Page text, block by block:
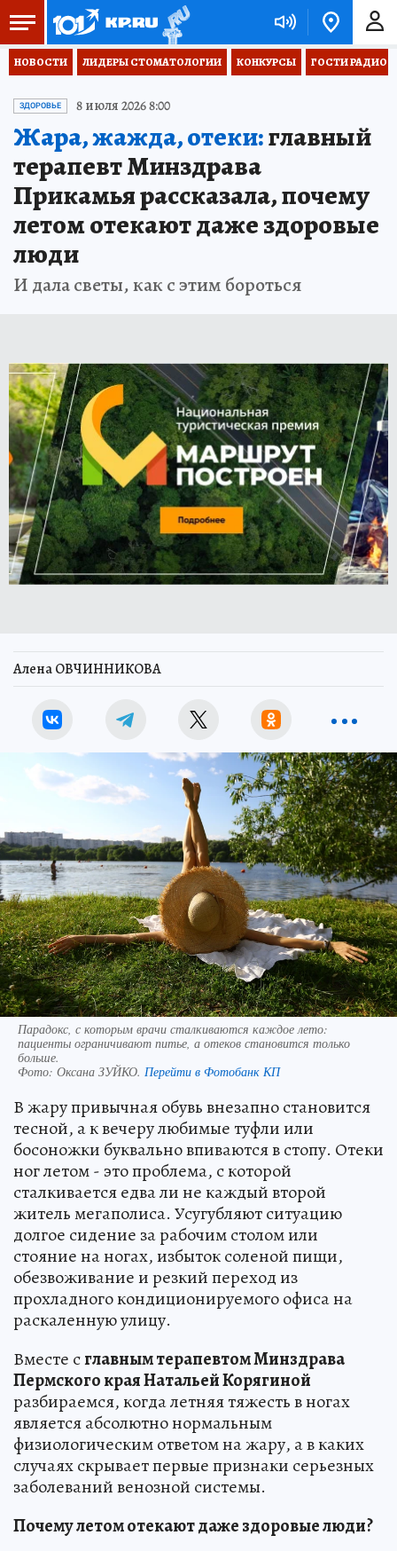
НОВОСТИ ЛИДЕРЫ СТОМАТОЛОГИИ КОНКУРСЫ ГОСТИ РАДИО
ЗДОРОВЬЕ 8 июля 2026 8:00
Жара, жажда, отеки:главный
терапевт Минздрава
Прикамья рассказала, почему
летом отекают даже здоровые
люди
И дала светы, как с этим бороться
Алена ОВЧИННИКОВА
Парадокс, с которым врачи сталкиваются каждое лето:
пациенты ограничивают питье, а отеков становится только
больше.
Фото: Оксана ЗУЙКО. Перейти в Фотобанк КП
В жару привычная обувь внезапно становится
тесной, а к вечеру любимые туфли или
босоножки буквально впиваются в стопу. Отеки
ног летом - это проблема, с которой
сталкивается едва ли не каждый второй
житель мегаполиса. Усугубляют ситуацию
долгое сидение за рабочим столом или
стояние на ногах, избыток соленой пищи,
обезвоживание и резкий переход из
прохладного кондиционируемого офиса на
раскаленную улицу.
Вместе сглавным терапевтом Минздрава
Пермского края Натальей Корягиной
разбираемся, когда летняя тяжесть в ногах
является абсолютно нормальным
физиологическим ответом на жару, а в каких
случаях скрывает первые признаки серьезных
заболеваний венозной системы.
Почему летом отекают даже здоровые люди?